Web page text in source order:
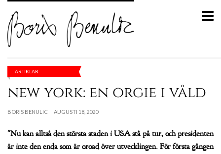
ARTIKLAR
new york: en orgie i våld
BORIS BENULIC AUGUSTI 18, 2020
"Nu kan alltså den största staden i USA stå på tur, och presidenten
är inte den enda som är oroad över utvecklingen. För första gången